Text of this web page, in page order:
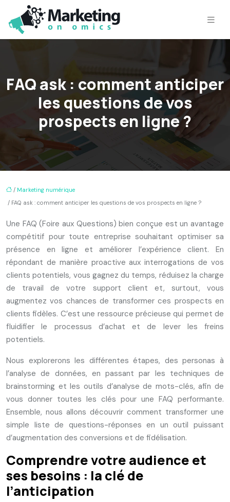
FAQ ask : comment anticiper
les questions de vos
prospects en ligne ?
/ Marketing numérique
/ FAQ ask : comment anticiper les questions de vos prospects en ligne ?
Une FAQ (Foire aux Questions) bien conçue est un avantage
compétitif pour toute entreprise souhaitant optimiser sa
présence en ligne et améliorer l’expérience client. En
répondant de manière proactive aux interrogations de vos
clients potentiels, vous gagnez du temps, réduisez la charge
de travail de votre support client et, surtout, vous
augmentez vos chances de transformer ces prospects en
clients fidèles. C’est une ressource précieuse qui permet de
fluidifier le processus d’achat et de lever les freins
potentiels.
Nous explorerons les différentes étapes, des personas à
l’analyse de données, en passant par les techniques de
brainstorming et les outils d’analyse de mots-clés, afin de
vous donner toutes les clés pour une FAQ performante.
Ensemble, nous allons découvrir comment transformer une
simple liste de questions-réponses en un outil puissant
d’augmentation des conversions et de fidélisation.
Comprendre votre audience et
ses besoins : la clé de
l’anticipation